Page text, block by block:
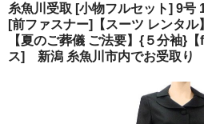
東京即日バイク便
配送・お支払い方法
糸魚川受取 [小物フルセット] 9号
[前ファスナー]【スーツ レンタル
【夏のご葬儀 ご法要】{５分袖}
ス] 新潟 糸魚川市内でお受取